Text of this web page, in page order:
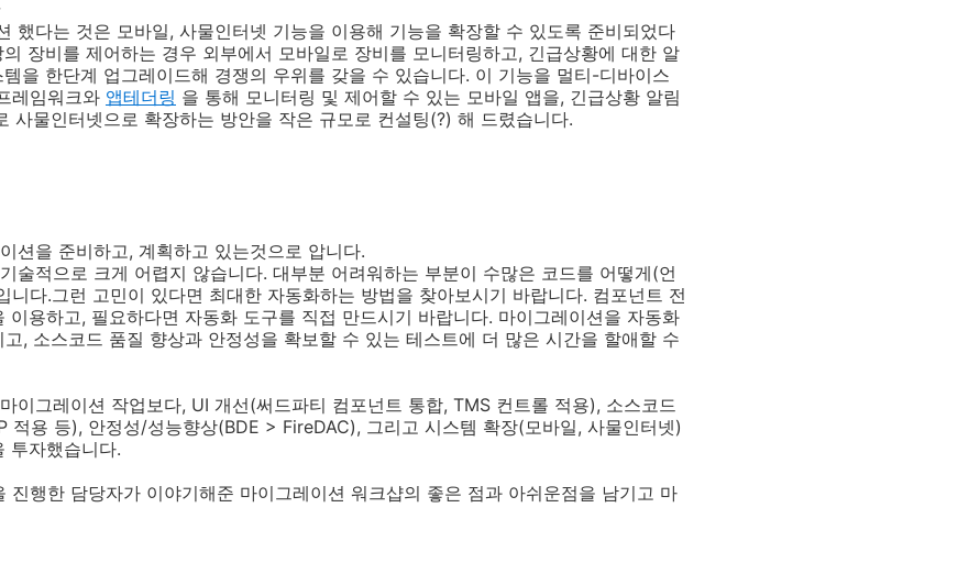
했다는 것은 모바일, 사물인터넷 기능을 이용해 기능을 확장할 수 있도록 준비되었다
장비를 제어하는 경우 외부에서 모바일로 장비를 모니터링하고, 긴급상황에 대한 알
을 한단계 업그레이드해 경쟁의 우위를 갖을 수 있습니다. 이 기능을 멀티-디바이스
레임워크와 앱테더링 을 통해 모니터링 및 제어할 수 있는 모바일 앱을, 긴급상황 알림
사물인터넷으로 확장하는 방안을 작은 규모로 컨설팅(?) 해 드렸습니다.
션을 준비하고, 계획하고 있는것으로 압니다.
술적으로 크게 어렵지 않습니다. 대부분 어려워하는 부분이 수많은 코드를 어떻게(언
니다.그런 고민이 있다면 최대한 자동화하는 방법을 찾아보시기 바랍니다. 컴포넌트 전
이용하고, 필요하다면 자동화 도구를 직접 만드시기 바랍니다. 마이그레이션을 자동화
, 소스코드 품질 향상과 안정성을 확보할 수 있는 테스트에 더 많은 시간을 할애할 수
이그레이션 작업보다, UI 개선(써드파티 컴포넌트 통합, TMS 컨트롤 적용), 소스코드
적용 등), 안정성/성능향상(BDE > FireDAC), 그리고 시스템 확장(모바일, 사물인터넷)
투자했습니다.
진행한 담당자가 이야기해준 마이그레이션 워크샵의 좋은 점과 아쉬운점을 남기고 마